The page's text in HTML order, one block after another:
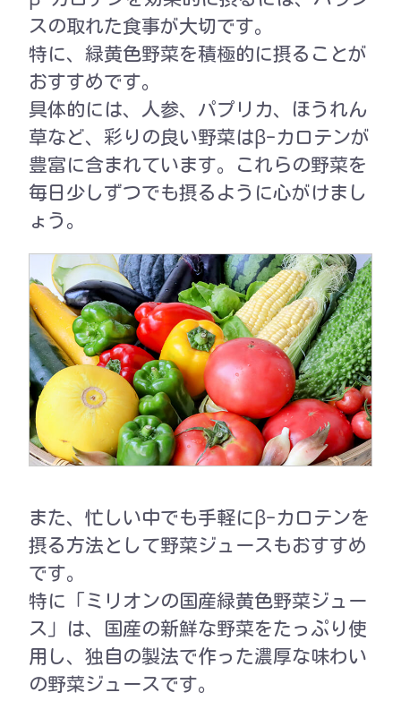
スの取れた食事が大切です。
特に、緑黄色野菜を積極的に摂ることが
おすすめです。
具体的には、人参、パプリカ、ほうれん
草など、彩りの良い野菜はβ-カロテンが
豊富に含まれています。これらの野菜を
毎日少しずつでも摂るように心がけまし
ょう。
また、忙しい中でも手軽にβ-カロテンを
摂る方法として野菜ジュースもおすすめ
です。
特に「ミリオンの国産緑黄色野菜ジュー
ス」は、国産の新鮮な野菜をたっぷり使
用し、独自の製法で作った濃厚な味わい
の野菜ジュースです。